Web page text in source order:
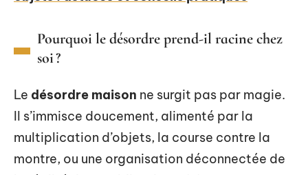
Pourquoi le désordre prend-il racine chez
soi ?
Le désordre maison ne surgit pas par magie.
Il s’immisce doucement, alimenté par la
multiplication d’objets, la course contre la
montre, ou une organisation déconnectée de